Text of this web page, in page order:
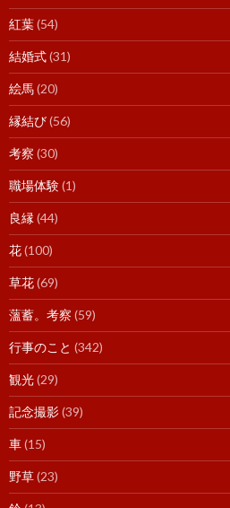
紅葉(54)
結婚式(31)
絵馬(20)
縁結び(56)
考察 (30)
職場体験(1)
良縁 (44)
花(100)
草花(69)
薀蓄。考察 (59)
行事のこと (342)
観光(29)
記念撮影(39)
車(15)
野草(23)